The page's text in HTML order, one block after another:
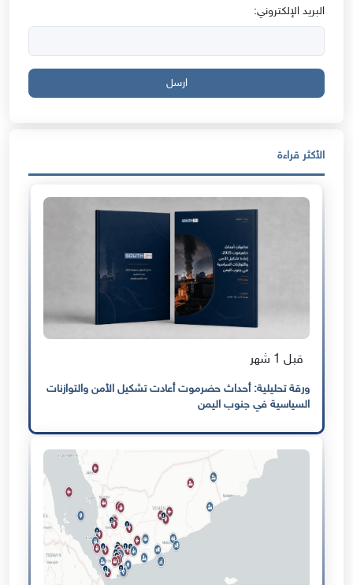
البريد الإلكتروني:
ارسل
الأكثر قراءة
قبل 1 شهر
ورقة تحليلية: أحداث حضرموت أعادت تشكيل الأمن والتوازنات
السياسية في جنوب اليمن